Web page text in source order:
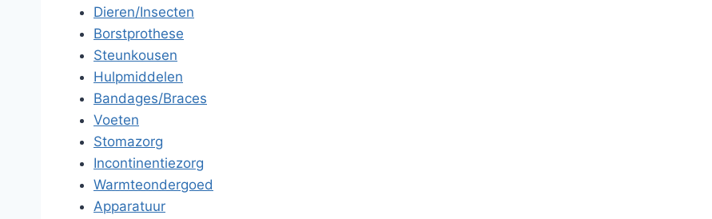
Dieren/Insecten
Borstprothese
Steunkousen
Hulpmiddelen
Bandages/Braces
Voeten
Stomazorg
Incontinentiezorg
Warmteondergoed
Apparatuur